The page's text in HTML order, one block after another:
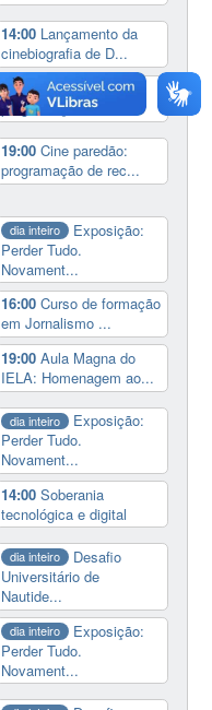
14:00 Lançamento da
cinebiografia de D...
19:00 Cine paredão:
programação de rec...
19:00Cine paredão:
programação de rec...
dia inteiro
Exposição:
Perder Tudo.
Novament...
16:00Curso de formação
em Jornalismo ...
19:00Aula Magna do
IELA: Homenagem ao...
dia inteiro
Exposição:
Perder Tudo.
Novament...
14:00Soberania
tecnológica e digital
dia inteiro
Desafio
Universitário de
Nautide...
dia inteiro
Exposição:
Perder Tudo.
Novament...